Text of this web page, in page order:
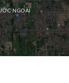
NGOÀI